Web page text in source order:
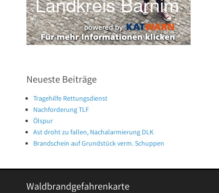
Neueste Beiträge
Tragehilfe Rettungsdienst
Nachforderung TLF
Ölspur
Ast droht zu fallen, Nachalarmierung DLK
Brandschein auf Grundstück verm. Schuppen
Waldbrandgefahrenkarte